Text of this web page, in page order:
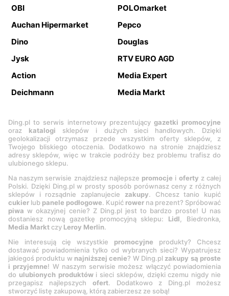
OBI
POLOmarket
Auchan Hipermarket
Pepco
Dino
Douglas
Jysk
RTV EURO AGD
Action
Media Expert
Deichmann
Media Markt
Ding.pl to serwis internetowy prezentujący gazetki promocyjne
oraz katalogi sklepów i dużych sieci handlowych. Dzięki
geolokalizacji otrzymasz przede wszystkim oferty sklepów, z
Twojego bliskiego otoczenia. Dodatkowo na stronie znajdziesz
adresy sklepów, więc w trakcie podróży bez problemu trafisz do
ulubionego sklepu.
Na naszym serwisie znajdziesz najlepsze promocje i oferty z całej
Polski. Dzięki Ding.pl w prosty sposób porównasz ceny z różnych
sklepów i rozsądnie zaplanujecie zakupy. Chcesz tanio kupić
cukier lub panele podłogowe. Kupić rower na prezent? Spróbować
piwa w okazyjnej cenie? Z Ding.pl jest to bardzo proste! U nas
dostaniesz nową gazetkę promocyjną sklepu: Lidl, Biedronka,
Media Marktczy Leroy Merlin.
Nie interesują cię wszystkie promocyjne produkty? Chcesz
dostawać powiadomienia tylko od wybranych sieci? Wypatrujesz
jakiegoś produktu w najniższej cenie? W Ding.pl zakupy są proste
i przyjemne! W naszym serwisie możesz włączyć powiadomienia
do ulubionych produktówi sieci sklepów, dzięki czemu nigdy nie
przegapisz najlepszych ofert. Dodatkowo z Ding.pl możesz
stworzyć listę zakupową, którą zabierzesz ze sobą!